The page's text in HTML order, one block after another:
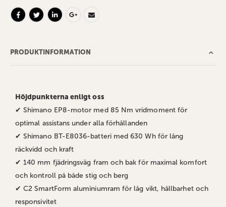
PRODUKTINFORMATION
Höjdpunkterna enligt oss
✔ Shimano EP8-motor med 85 Nm vridmoment för
optimal assistans under alla förhållanden
✔ Shimano BT-E8036-batteri med 630 Wh för lång
räckvidd och kraft
✔ 140 mm fjädringsväg fram och bak för maximal komfort
och kontroll på både stig och berg
✔ C2 SmartForm aluminiumram för låg vikt, hållbarhet och
responsivitet